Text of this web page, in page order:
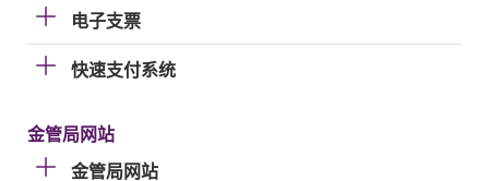
电子支票
快速支付系统
金管局网站
金管局网站